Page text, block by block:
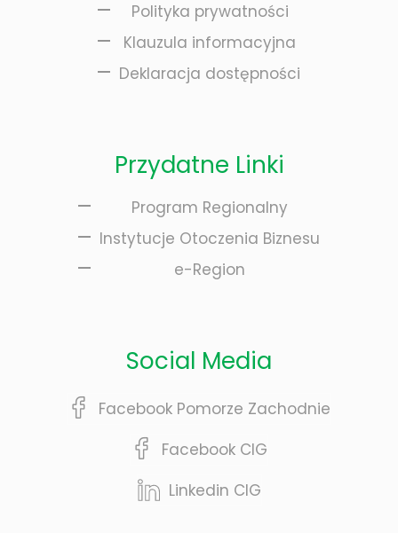
Polityka prywatności
Klauzula informacyjna
Deklaracja dostępności
Przydatne Linki
Program Regionalny
Instytucje Otoczenia Biznesu
e-Region
Social Media
Facebook Pomorze Zachodnie
Facebook CIG
Linkedin CIG